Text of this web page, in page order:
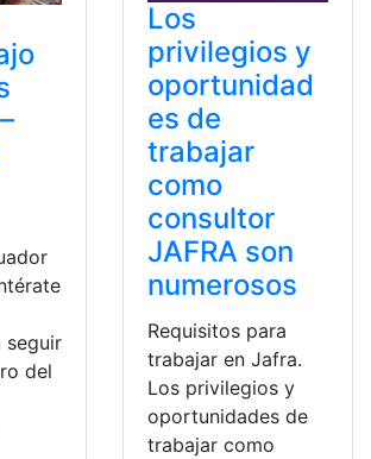
seguir
del
Los
privilegios y
oportunidad
es de
trabajar
como
consultor
JAFRA son
numerosos
Requisitos para
trabajar en Jafra.
Los privilegios y
oportunidades de
trabajar como